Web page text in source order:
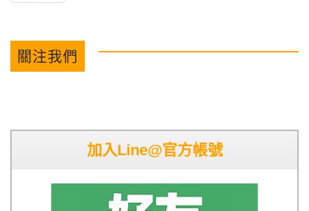
關注我們
加入Line@官方帳號